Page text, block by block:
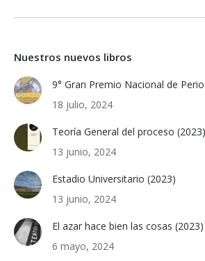
Nuestros nuevos libros
9° Gran Premio Nacional de
18 julio, 2024
Teoría General del proceso (2023)
13 junio, 2024
Estadio Universitario (2023)
13 junio, 2024
El azar hace bien las cosas (2023)
6 mayo, 2024